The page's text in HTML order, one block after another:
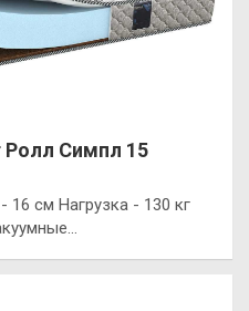
Симпл 15
16 см Нагрузка - 130 кг